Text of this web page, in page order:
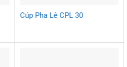
Cúp Pha Lê CPL 30